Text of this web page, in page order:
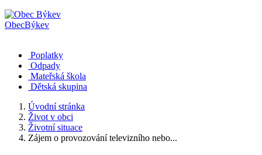
ObecBýkev
Poplatky
Odpady
Mateřská škola
Dětská skupina
Úvodní stránka
Život v obci
Životní situace
Zájem o provozování televizního nebo...